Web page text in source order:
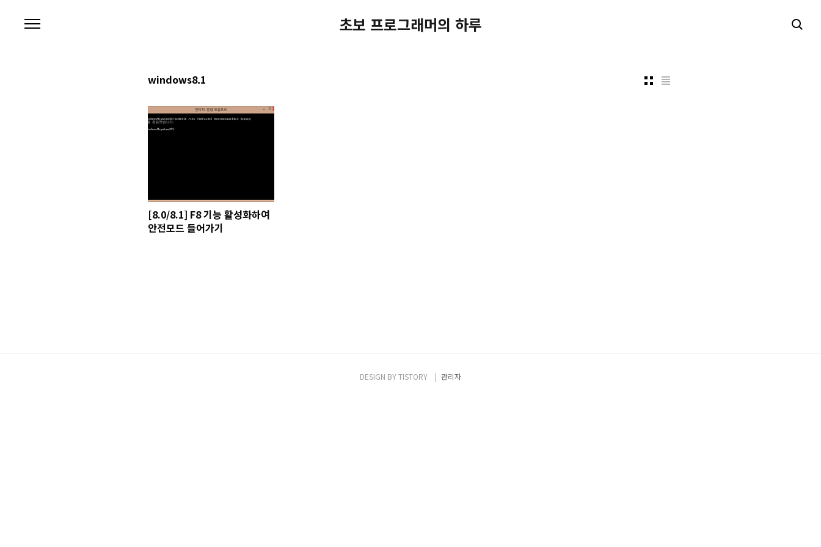
초보 프로그래머의 하루
windows8.1
[8.0/8.1] F8 기능 활성화하여
안전모드 들어가기
DESIGN BYTISTORY 관리자